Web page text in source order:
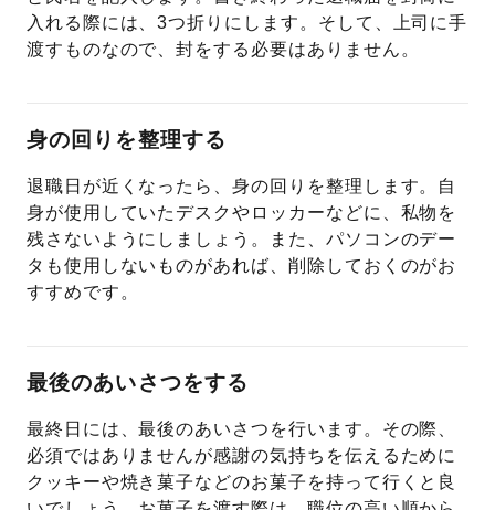
入れる際には、3つ折りにします。そして、上司に手
渡すものなので、封をする必要はありません。
身の回りを整理する
退職日が近くなったら、身の回りを整理します。自
身が使用していたデスクやロッカーなどに、私物を
残さないようにしましょう。また、パソコンのデー
タも使用しないものがあれば、削除しておくのがお
すすめです。
最後のあいさつをする
最終日には、最後のあいさつを行います。その際、
必須ではありませんが感謝の気持ちを伝えるために
クッキーや焼き菓子などのお菓子を持って行くと良